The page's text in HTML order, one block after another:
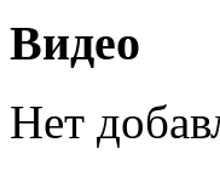
Видео
Нет